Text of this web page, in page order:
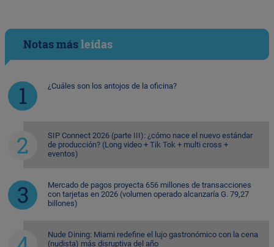
Notas másleídas
¿Cuáles son los antojos de la oficina?
SIP Connect 2026 (parte III): ¿cómo nace el nuevo estándar
de producción? (Long video + Tik Tok + multi cross +
eventos)
Mercado de pagos proyecta 656 millones de transacciones
con tarjetas en 2026 (volumen operado alcanzaría G. 79,27
billones)
Nude Dining: Miami redefine el lujo gastronómico con la cena
(nudista) más disruptiva del año